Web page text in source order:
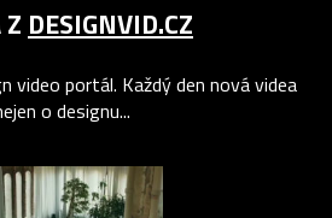
DESIGNVID.CZ
video portál. Každý den nová videa
o designu...